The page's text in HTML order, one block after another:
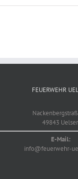
FEUERWEHR
49843
E-Mail:
info@feuerwehr-